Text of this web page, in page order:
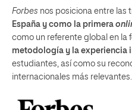
Forbes nos posiciona entre las
España y como la primera
como un referente global en la
metodología y la experiencia
estudiantes, así como su
internacionales más relevantes.